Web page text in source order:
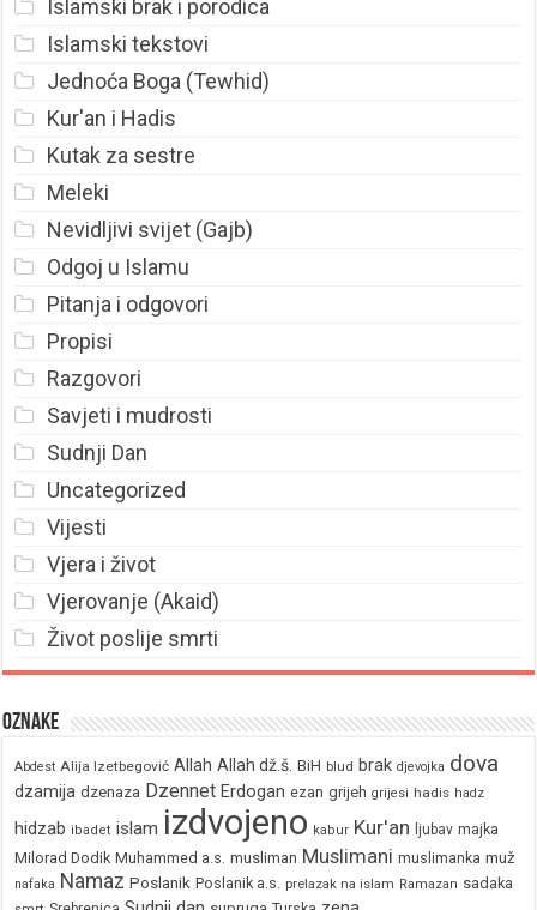
Islamski brak i porodica
Islamski tekstovi
Jednoća Boga (Tewhid)
Kur'an i Hadis
Kutak za sestre
Meleki
Nevidljivi svijet (Gajb)
Odgoj u Islamu
Pitanja i odgovori
Propisi
Razgovori
Savjeti i mudrosti
Sudnji Dan
Uncategorized
Vijesti
Vjera i život
Vjerovanje (Akaid)
Život poslije smrti
Oznake
Abdest Alija Izetbegović Allah Allah dž.š. BiH blud brak djevojka dova
dzamija dzenaza Dzennet Erdogan ezan grijeh grijesi hadis hadz
hidzab ibadet islam izdvojeno kabur Kur'an ljubav majka
Milorad Dodik Muhammed a.s. musliman Muslimani muslimanka muž
nafaka Namaz Poslanik Poslanik a.s. prelazak na islam Ramazan sadaka